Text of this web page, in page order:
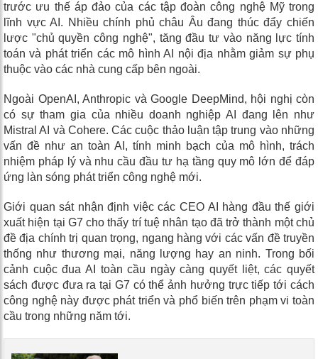
trước ưu thế áp đảo của các tập đoàn công nghệ Mỹ trong
lĩnh vực AI. Nhiều chính phủ châu Âu đang thúc đẩy chiến
lược "chủ quyền công nghệ", tăng đầu tư vào năng lực tính
toán và phát triển các mô hình AI nội địa nhằm giảm sự phụ
thuộc vào các nhà cung cấp bên ngoài.
Ngoài OpenAI, Anthropic và Google DeepMind, hội nghị còn
có sự tham gia của nhiều doanh nghiệp AI đang lên như
Mistral AI và Cohere. Các cuộc thảo luận tập trung vào những
vấn đề như an toàn AI, tính minh bạch của mô hình, trách
nhiệm pháp lý và nhu cầu đầu tư hạ tầng quy mô lớn để đáp
ứng làn sóng phát triển công nghệ mới.
Giới quan sát nhận định việc các CEO AI hàng đầu thế giới
xuất hiện tại G7 cho thấy trí tuệ nhân tạo đã trở thành một chủ
đề địa chính trị quan trọng, ngang hàng với các vấn đề truyền
thống như thương mại, năng lượng hay an ninh. Trong bối
cảnh cuộc đua AI toàn cầu ngày càng quyết liệt, các quyết
sách được đưa ra tại G7 có thể ảnh hưởng trực tiếp tới cách
công nghệ này được phát triển và phổ biến trên phạm vi toàn
cầu trong những năm tới.